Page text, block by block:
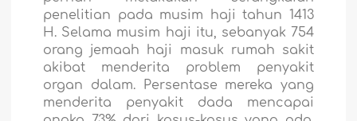
penelitian pada musim haji tahun 1413
H. Selama musim haji itu, sebanyak 754
orang jemaah haji masuk rumah sakit
akibat menderita problem penyakit
organ dalam. Persentase mereka yang
menderita penyakit dada mencapai